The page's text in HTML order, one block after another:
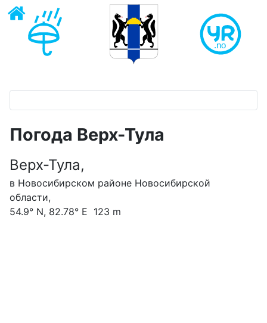
Погода Верх-Тула
Верх-Тула,
в Новосибирском районе Новосибирской
области,
54.9° N, 82.78° E 123 m